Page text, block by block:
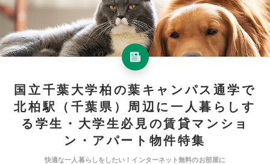
国立千葉大学柏の葉キャンパス通学で
北柏駅（千葉県）周辺に一人暮らしす
る学生・大学生必見の賃貸マンショ
ン・アパート物件特集
快適な一人暮らしをしたい！インターネット無料のお部屋に